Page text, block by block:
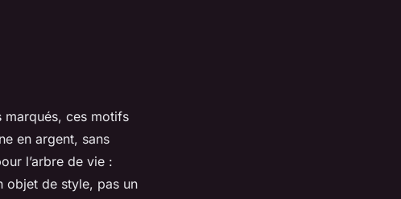
marqués, ces motifs
en argent, sans
l’arbre de vie :
objet de style, pas un